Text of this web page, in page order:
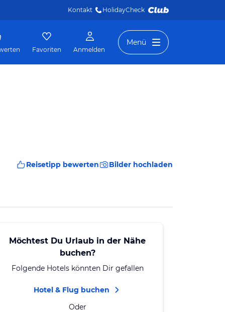
Kontakt HolidayCheck
Favoriten Anmelden
Menü
Reisetipp bewerten Bilder hochladen
Möchtest Du Urlaub in der Nähe
buchen?
Folgende Hotels könnten Dir gefallen
Hotel & Flug buchen
Oder